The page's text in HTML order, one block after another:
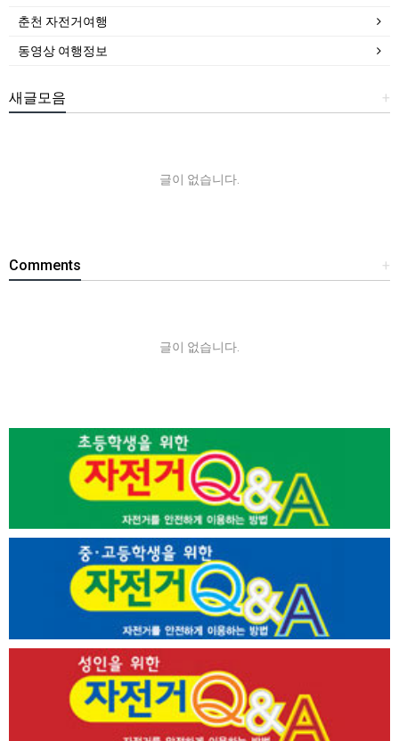
춘천 자전거여행
동영상 여행정보
+
새글모음
글이 없습니다.
+
Comments
글이 없습니다.